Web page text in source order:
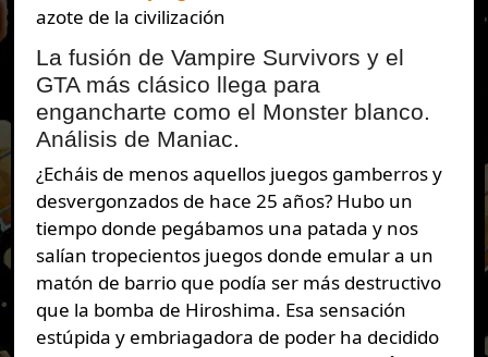
azote de la civilización
La fusión de Vampire Survivors y el
GTA más clásico llega para
engancharte como el Monster blanco.
Análisis de Maniac.
¿Echáis de menos aquellos juegos gamberros y
desvergonzados de hace 25 años? Hubo un
tiempo donde pegábamos una patada y nos
salían tropecientos juegos donde emular a un
matón de barrio que podía ser más destructivo
que la bomba de Hiroshima. Esa sensación
estúpida y embriagadora de poder ha decidido